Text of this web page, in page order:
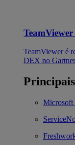
TeamViewer é
DEX no
Microsoft